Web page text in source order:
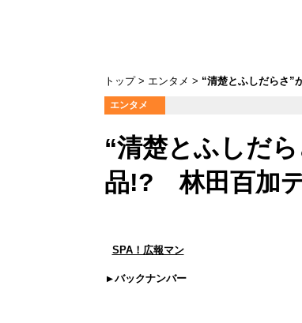
トップ エンタメ “清楚とふしだらさ”
エンタメ
“清楚とふしだ
品!? 林田百加デ
SPA！広報マン
バックナンバー